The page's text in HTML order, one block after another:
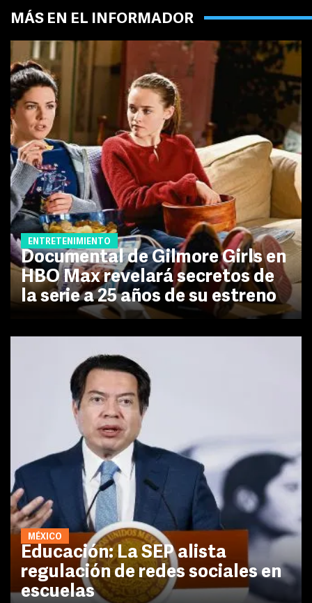
MÁS EN EL INFORMADOR
ENTRETENIMIENTO
Documental de Gilmore Girls en
HBO Max revelará secretos de
la serie a 25 años de su estreno
MÉXICO
Educación: La SEP alista
regulación de redes sociales en
escuelas